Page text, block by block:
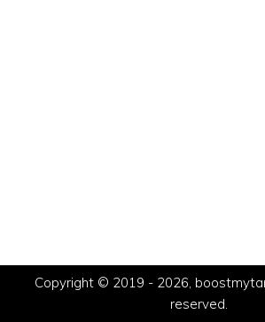
Copyright © 2019 - 2026,
reserved.